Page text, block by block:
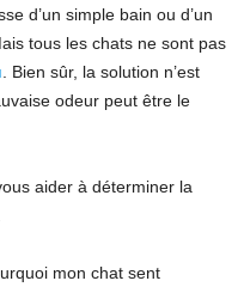
d’un simple bain ou d’un
tous les chats ne sont pas
. Bien sûr, la solution n’est
odeur peut être le
aider à déterminer la
mon chat sent